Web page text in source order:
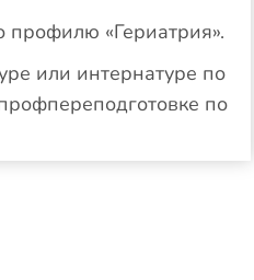
профилю «Гериатрия».
или интернатуре по
по